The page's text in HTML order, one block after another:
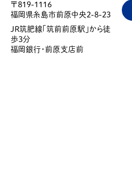
〒819-1116
福岡県糸島市前原中央2-8-23
JR筑肥線「筑前前原駅」から徒
歩3分
福岡銀行・前原支店前